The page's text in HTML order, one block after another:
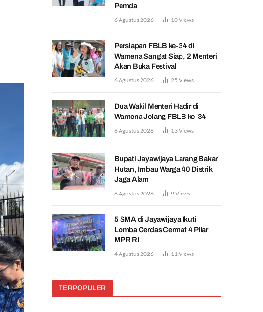
Pemda
6 Agustus 2026 10Views
Persiapan FBLB ke-34 di
Wamena Sangat Siap, 2 Menteri
Akan Buka Festival
6 Agustus 2026 25 Views
Dua Wakil Menteri Hadir di
Wamena Jelang FBLB ke-34
6 Agustus 2026 13Views
Bupati Jayawijaya Larang Bakar
Hutan, Imbau Warga 40 Distrik
Jaga Alam
6 Agustus 2026 9Views
5 SMA di Jayawijaya Ikuti
Lomba Cerdas Cermat 4 Pilar
MPR RI
4 Agustus 2026 11 Views
TERPOPULER